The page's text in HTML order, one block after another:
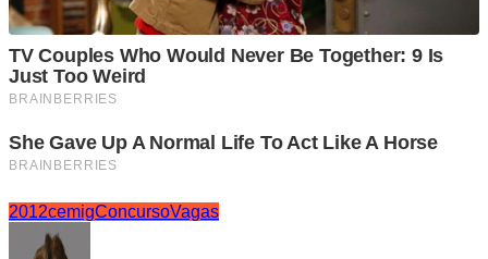
2012cemigConcursoVagas